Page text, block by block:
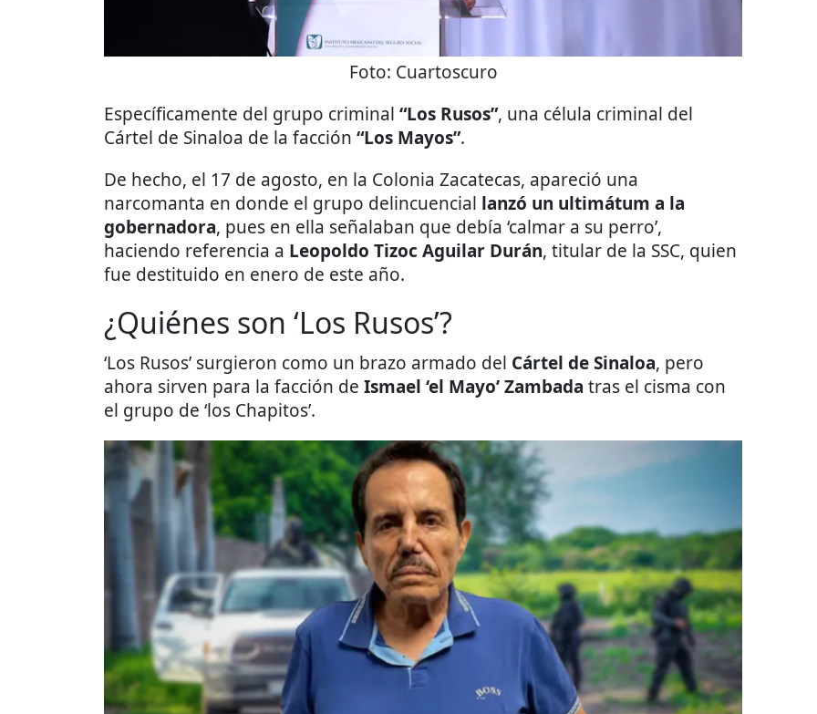
Foto: Cuartoscuro
Específicamente del grupo criminal “Los Rusos”, una célula criminal del
Cártel de Sinaloa de la facción “Los Mayos”.
De hecho, el 17 de agosto, en la Colonia Zacatecas, apareció una
narcomanta en donde el grupo delincuencial lanzó un ultimátum a la
gobernadora, pues en ella señalaban que debía ‘calmar a su perro’,
haciendo referencia a Leopoldo Tizoc Aguilar Durán, titular de la SSC, quien
fue destituido en enero de este año.
¿Quiénes son ‘Los Rusos’?
‘Los Rusos’ surgieron como un brazo armado del Cártel de Sinaloa, pero
ahora sirven para la facción de Ismael ‘el Mayo’ Zambada tras el cisma con
el grupo de ‘los Chapitos’.